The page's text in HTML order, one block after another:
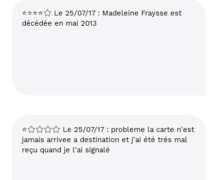
⭐⭐⭐⭐
Le 25/07/17 : Madeleine Fraysse est
décédée en mai 2013
⭐
Le 25/07/17 : probleme la carte n'est
jamais arrivee a destination et j'ai été trés mal
reçu quand je l'ai signalé